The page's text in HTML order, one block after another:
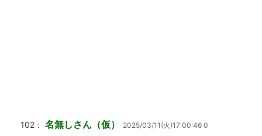
102： 名無しさん（仮） 2025/03/11(火)17:00:46 0